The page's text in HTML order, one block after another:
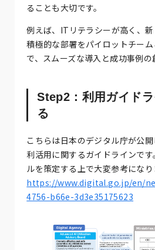
ることも大切です。
例えば、ITリテラシーが高く、
積極的な部署をパイロットチー
で、スムーズな導入と成功事例の
Step2：利用ガイド
る
こちらは日本のデジタル庁が公
利活用に関するガイドラインで
ルを策定する上で大変参考になり
https://www.digital.go.jp/en/
4756-b66e-3d3e35175623